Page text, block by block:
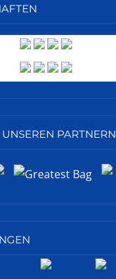
PARTNERN